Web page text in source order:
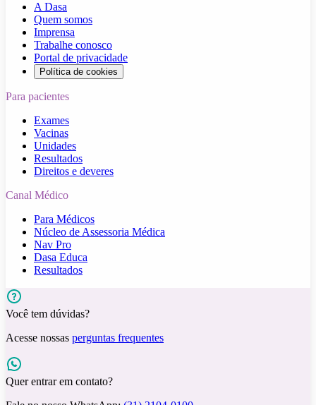
A Dasa
Quem somos
Imprensa
Trabalhe conosco
Portal de privacidade
Política de cookies
Para pacientes
Exames
Vacinas
Unidades
Resultados
Direitos e deveres
Canal Médico
Para Médicos
Núcleo de Assessoria Médica
Nav Pro
Dasa Educa
Resultados
Você tem dúvidas?
Acesse nossas perguntas frequentes
Quer entrar em contato?